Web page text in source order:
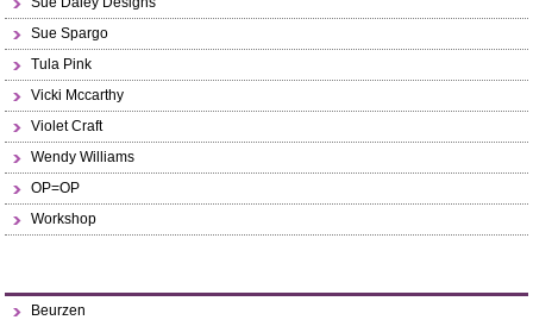
Sue Spargo
Tula Pink
Vicki Mccarthy
Violet Craft
Wendy Williams
OP=OP
Workshop
Beurzen